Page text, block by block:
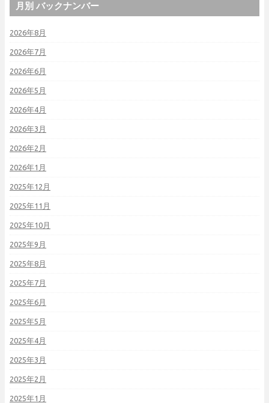
月別 バックナンバー
2026年8月
2026年7月
2026年6月
2026年5月
2026年4月
2026年3月
2026年2月
2026年1月
2025年12月
2025年11月
2025年10月
2025年9月
2025年8月
2025年7月
2025年6月
2025年5月
2025年4月
2025年3月
2025年2月
2025年1月